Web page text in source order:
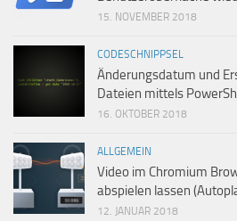
15. NOVEMBER 2018
CODESCHNIPPSEL
Änderungsdatum und
Dateien mittels
16. OKTOBER 2018
ALLGEMEIN
Video im Chromium
abspielen lassen
12. JANUAR 2018